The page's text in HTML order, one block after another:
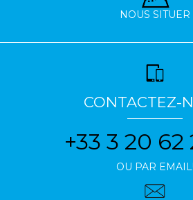
NOUS SITUER
CONTACTEZ-
+33 3 20 62
OU PAR EMAIL!